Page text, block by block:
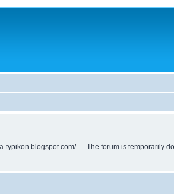
typikon.blogspot.com/ — The forum is